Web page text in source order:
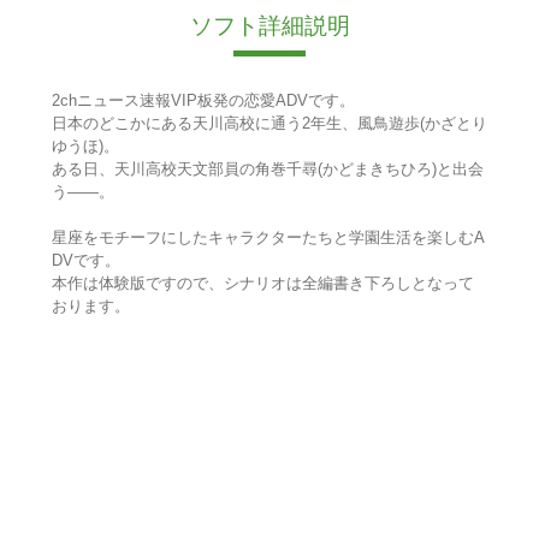
ソフト詳細説明
2chニュース速報VIP板発の恋愛ADVです。
日本のどこかにある天川高校に通う2年生、風鳥遊歩(かざとり
ゆうほ)。
ある日、天川高校天文部員の角巻千尋(かどまきちひろ)と出会
う――。
星座をモチーフにしたキャラクターたちと学園生活を楽しむA
DVです。
本作は体験版ですので、シナリオは全編書き下ろしとなって
おります。